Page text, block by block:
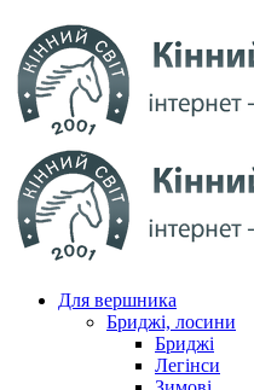
Для вершника
Бриджі, лосини
Бриджі
Легінси